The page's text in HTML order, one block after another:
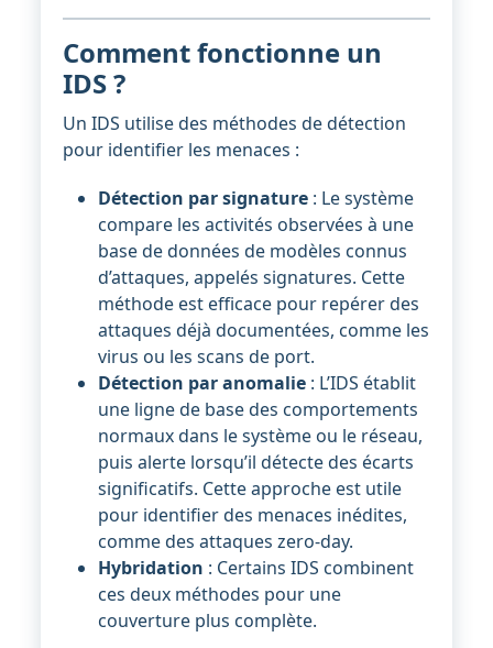
Comment fonctionne un
IDS ?
Un IDS utilise des méthodes de détection
pour identifier les menaces :
Détection par signature: Le système
compare les activités observées à une
base de données de modèles connus
d’attaques, appelés signatures. Cette
méthode est efficace pour repérer des
attaques déjà documentées, comme les
virus ou les scans de port.
Détection par anomalie: L’IDS établit
une ligne de base des comportements
normaux dans le système ou le réseau,
puis alerte lorsqu’il détecte des écarts
significatifs. Cette approche est utile
pour identifier des menaces inédites,
comme des attaques zero-day.
Hybridation : Certains IDS combinent
ces deux méthodes pour une
couverture plus complète.